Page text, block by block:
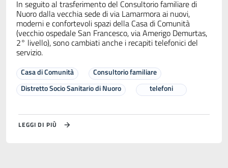
In seguito al trasferimento del Consultorio familiare di
Nuoro dalla vecchia sede di via Lamarmora ai nuovi,
moderni e confortevoli spazi della Casa di Comunità
(vecchio ospedale San Francesco, via Amerigo Demurtas,
2° livello), sono cambiati anche i recapiti telefonici del
servizio.
Casa di Comunità
Consultorio familiare
Distretto Socio Sanitario di Nuoro
telefoni
LEGGI DI PIÙ